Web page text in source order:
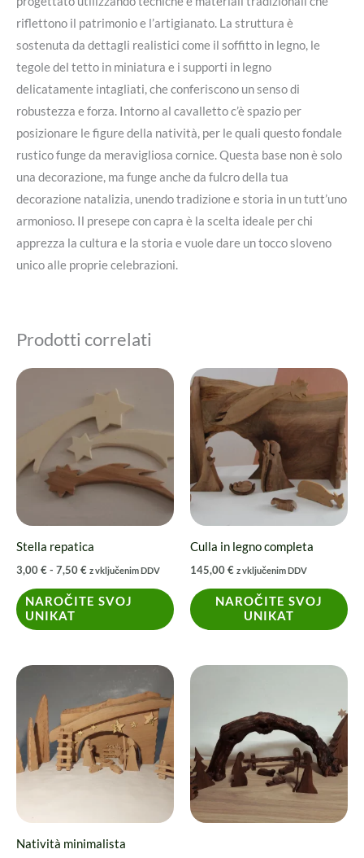
riflettono il patrimonio e l’artigianato. La struttura è
sostenuta da dettagli realistici come il soffitto in legno, le
tegole del tetto in miniatura e i supporti in legno
delicatamente intagliati, che conferiscono un senso di
robustezza e forza. Intorno al cavalletto c’è spazio per
posizionare le figure della natività, per le quali questo fondale
rustico funge da meravigliosa cornice. Questa base non è solo
una decorazione, ma funge anche da fulcro della tua
decorazione natalizia, unendo tradizione e storia in un tutt’uno
armonioso. Il presepe con capra è la scelta ideale per chi
apprezza la cultura e la storia e vuole dare un tocco sloveno
unico alle proprie celebrazioni.
Prodotti correlati
Stella repatica
3,00€- 7,50€
prezzo:
da
3,00 €
a
7,50 €
z vključenim DDV
NAROČITE SVOJ
UNIKAT
Questo
varianti.
opzioni
essere
scelte
nella
pagina
prodotto
Culla in legno completa
145,00€ z vključenim DDV
NAROČITE SVOJ
UNIKAT
Natività minimalista